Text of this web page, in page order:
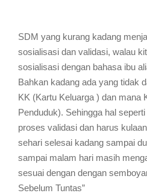
SDM yang kurang kadang
sosialisasi dan validasi, walau
sosialisasi dengan bahasa ibu
Bahkan kadang ada yang tidak
KK (Kartu Keluarga ) dan mana
Penduduk). Sehingga hal
proses validasi dan harus
sehari selesai kadang sampai
sampai malam hari masih
sesuai dengan dengan
Sebelum Tuntas”